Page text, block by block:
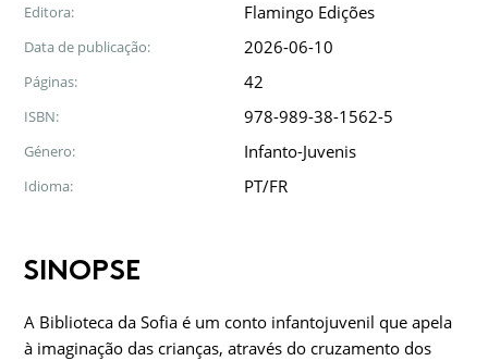
Editora: Flamingo Edições
Data de publicação: 2026-06-10
Páginas: 42
ISBN: 978-989-38-1562-5
Género: Infanto-Juvenis
Idioma: PT/FR
SINOPSE
A Biblioteca da Sofia é um conto infantojuvenil que apela
à imaginação das crianças, através do cruzamento dos